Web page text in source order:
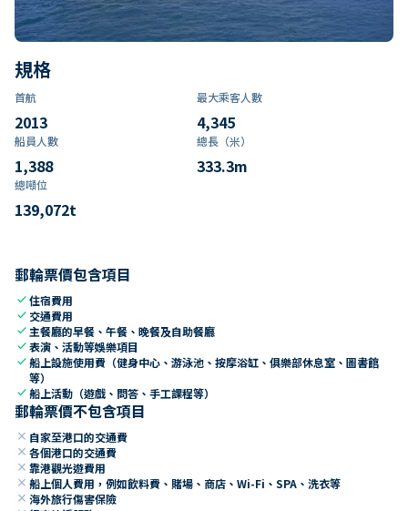
規格
首航
2013
最大乘客人數
4,345
船員人數
1,388
總長（米）
333.3m
總噸位
139,072t
郵輪票價包含項目
check住宿費用
check 交通費用
check 主餐廳的早餐、午餐、晚餐及自助餐廳
check表演、活動等娛樂項目
check船上設施使用費（健身中心、游泳池、按摩浴缸、俱樂部休息室、圖書館
等）
check船上活動（遊戲、問答、手工課程等）
郵輪票價不包含項目
close 自家至港口的交通費
close 各個港口的交通費
close 靠港觀光遊費用
close 船上個人費用，例如飲料費、賭場、商店、Wi-Fi、SPA、洗衣等
close 海外旅行傷害保險